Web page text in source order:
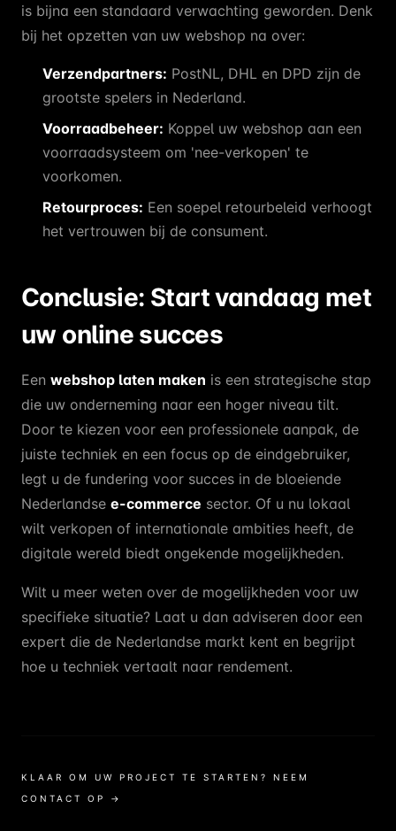
is bijna een standaard verwachting geworden. Denk
bij het opzetten van uw webshop na over:
Verzendpartners: PostNL, DHL en DPD zijn de
grootste spelers in Nederland.
Voorraadbeheer: Koppel uw webshop aan een
voorraadsysteem om 'nee-verkopen' te
voorkomen.
Retourproces: Een soepel retourbeleid verhoogt
het vertrouwen bij de consument.
Conclusie: Start vandaag met
uw online succes
Een webshop laten maken is een strategische stap
die uw onderneming naar een hoger niveau tilt.
Door te kiezen voor een professionele aanpak, de
juiste techniek en een focus op de eindgebruiker,
legt u de fundering voor succes in de bloeiende
Nederlandse e-commerce sector. Of u nu lokaal
wilt verkopen of internationale ambities heeft, de
digitale wereld biedt ongekende mogelijkheden.
Wilt u meer weten over de mogelijkheden voor uw
specifieke situatie? Laat u dan adviseren door een
expert die de Nederlandse markt kent en begrijpt
hoe u techniek vertaalt naar rendement.
KLAAR OM UW PROJECT TE STARTEN? NEEM
CONTACT OP →